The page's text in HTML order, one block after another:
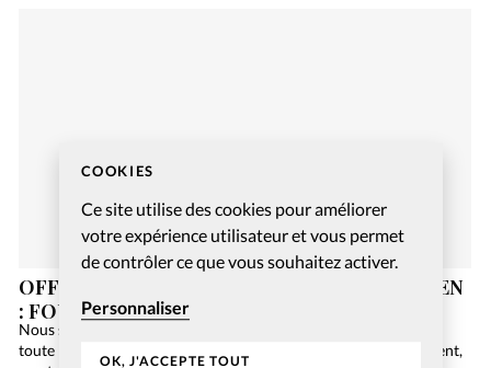
COOKIES
Ce site utilise des cookies pour améliorer
votre expérience utilisateur et vous permet
de contrôler ce que vous souhaitez activer.
Personnaliser
OK, J'ACCEPTE TOUT
OFFREZ-VOUS UN JEU DE SOCIÉTÉ CHRÉTIEN
: FOUILLES EN GALILÉE
Nous sommes en 2084. L’humanité n’utilise plus de papier car
toute l’information est numérisée sur Internet. Malheureusement,